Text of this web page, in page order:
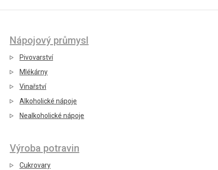
Nápojový průmysl
Pivovarství
Mlékárny
Vinařství
Alkoholické nápoje
Nealkoholické nápoje
Výroba potravin
Cukrovary